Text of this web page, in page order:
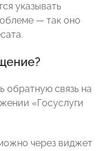
указывать
— так оно
обратную связь на
«Госуслуги
через виджет